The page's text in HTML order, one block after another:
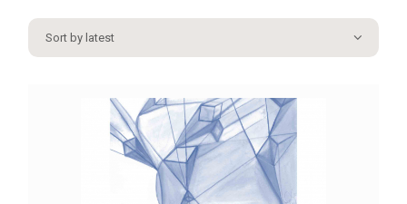
DONA ORA
CONTATTI
CARRELLO